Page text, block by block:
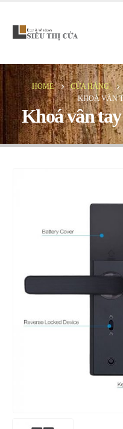
HOME CỬA HÀNG
KHOÁ VÂN
Khoá vân